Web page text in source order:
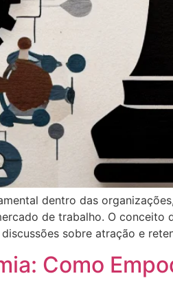
dentro das
de trabalho. O
sobre atração e
Como